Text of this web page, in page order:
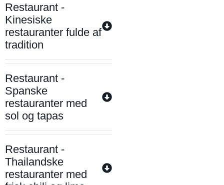
Restaurant -
Kinesiske
restauranter fulde af
tradition
Restaurant -
Spanske
restauranter med
sol og tapas
Restaurant -
Thailandske
restauranter med